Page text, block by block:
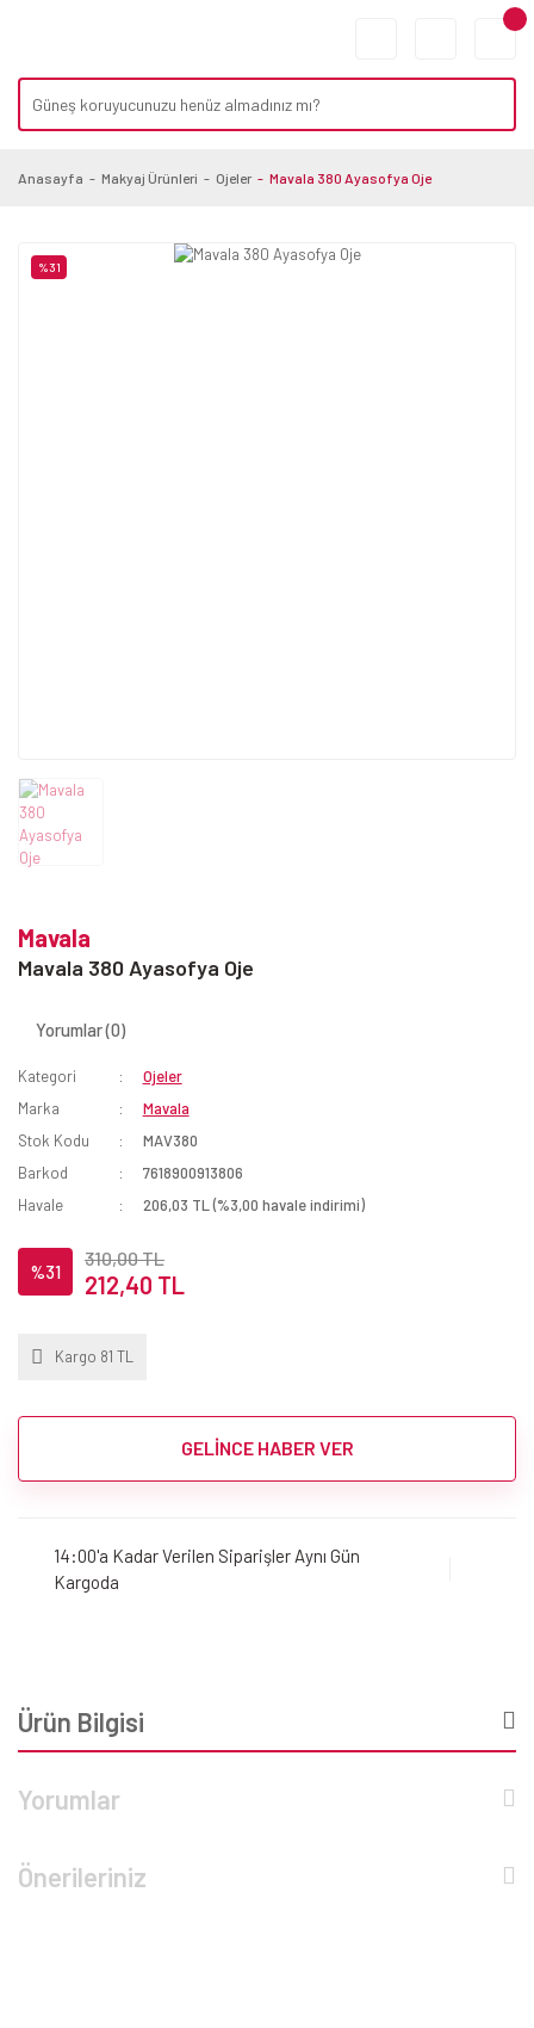
Anasayfa Makyaj Ürünleri Ojeler Mavala 380 Ayasofya Oje
%31
Mavala
Mavala 380 Ayasofya Oje
Yorumlar (0)
Kategori
Ojeler
Marka
Mavala
Stok Kodu
MAV380
Barkod
7618900913806
Havale
206,03 TL (%3,00 havale indirimi)
%31
310,00 TL
212,40 TL
Kargo 81 TL
GELİNCE HABER VER
14:00'a Kadar Verilen Siparişler Aynı Gün
Kargoda
Ürün Bilgisi
Yorumlar
Önerileriniz